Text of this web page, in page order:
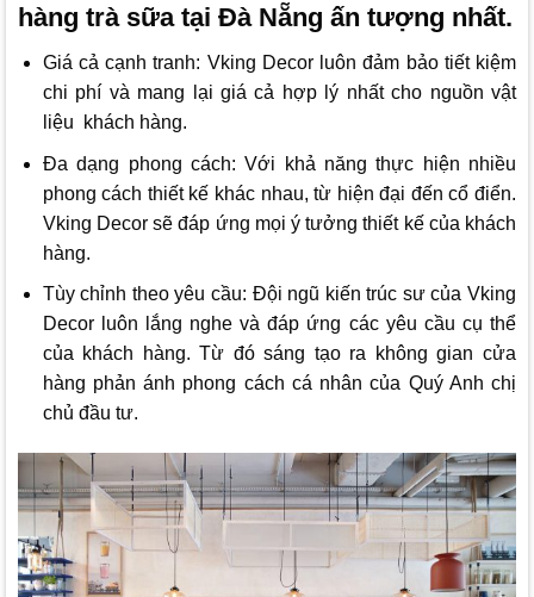
hàng trà sữa tại Đà Nẵng ấn tượng nhất.
Giá cả cạnh tranh: Vking Decorluôn đảm bảo tiết kiệm
chi phí và mang lại giá cả hợp lý nhất cho nguồn vật
liệu khách hàng.
Đa dạng phong cách: Với khả năng thực hiện nhiều
phong cách thiết kế khác nhau, từ hiện đại đến cổ điển.
Vking Decor sẽ đáp ứng mọi ý tưởng thiết kế của khách
hàng.
Tùy chỉnh theo yêu cầu: Đội ngũ kiến trúc sư của Vking
Decorluôn lắng nghe và đáp ứng các yêu cầu cụ thể
của khách hàng. Từ đó sáng tạo ra không gian cửa
hàng phản ánh phong cách cá nhân của Quý Anh chị
chủ đầu tư.